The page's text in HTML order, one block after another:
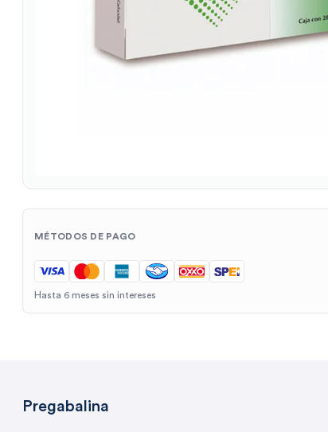
MÉTODOS DE PAGO
Hasta 6 meses sin intereses
Pregabalina